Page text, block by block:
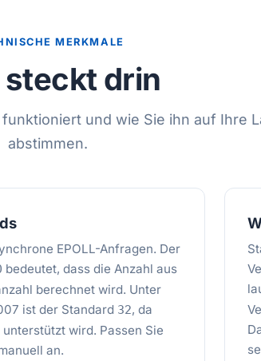
MERKMALE
steckt drin
und wie Sie ihn auf Ihre
abstimmen.
EPOLL-Anfragen. Der
bedeutet, dass die Anzahl aus
berechnet wird. Unter
ist der Standard 32, da
wird. Passen Sie
an.